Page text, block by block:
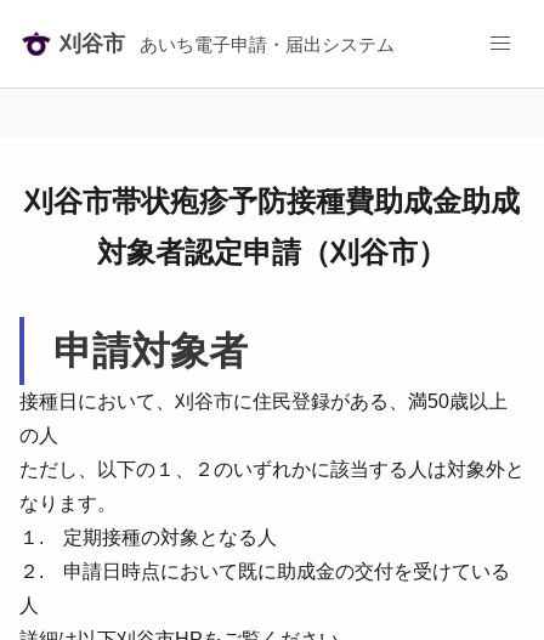
刈谷市 あいち電子申請・届出システム
刈谷市帯状疱疹予防接種費助成金助成
対象者認定申請（刈谷市）
申請対象者
接種日において、刈谷市に住民登録がある、満50歳以上
の人
ただし、以下の１、２のいずれかに該当する人は対象外と
なります。
１.　定期接種の対象となる人
２.　申請日時点において既に助成金の交付を受けている
人